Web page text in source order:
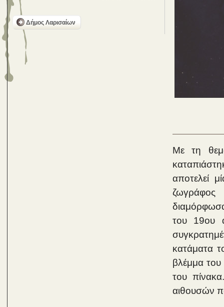
Δήμος Λαρισαίων
Με τη
αποτελεί
ζωγράφος
του 19ου
κατάματα
βλέμμα του
του
αιθουσών